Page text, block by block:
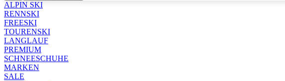
ALPIN SKI
RENNSKI
FREESKI
TOURENSKI
LANGLAUF
PREMIUM
SCHNEESCHUHE
MARKEN
SALE